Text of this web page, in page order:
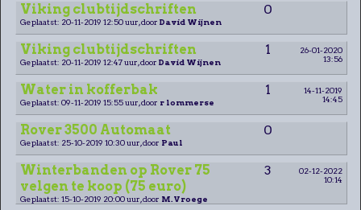
Viking clubtijdschriften 0
Geplaatst: 20-11-2019 12:50 uur, door David Wijnen
Viking clubtijdschriften 1
26-01-2020
13:56
Geplaatst: 20-11-2019 12:47 uur, door David Wijnen
Water in kofferbak 1
14-11-2019
14:45
Geplaatst: 09-11-2019 15:55 uur, door r lommerse
Rover 3500 Automaat 0
Geplaatst: 25-10-2019 10:30 uur, door Paul
Winterbanden op Rover 75
velgen te koop (75 euro)
3
02-12-2022
10:14
Geplaatst: 15-10-2019 20:00 uur, door M.Vroege